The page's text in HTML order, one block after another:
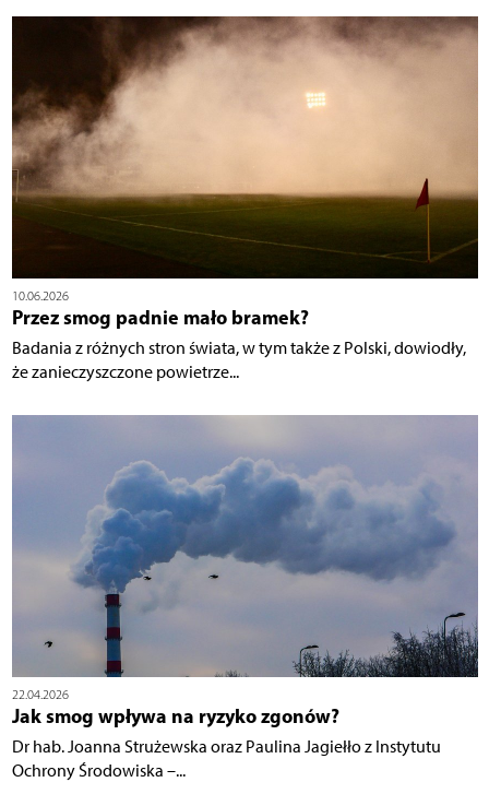
10.06.2026
Przez smog padnie mało bramek?
Badania z różnych stron świata, w tym także z Polski, dowiodły,
że zanieczyszczone powietrze...
22.04.2026
Jak smog wpływa na ryzyko zgonów?
Dr hab. Joanna Strużewska oraz Paulina Jagiełło z Instytutu
Ochrony Środowiska –...